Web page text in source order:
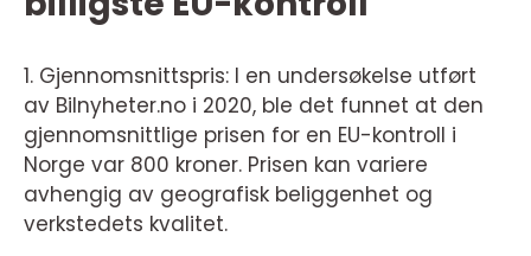
1. Gjennomsnittspris: I en undersøkelse utført
av Bilnyheter.no i 2020, ble det funnet at den
gjennomsnittlige prisen for en EU-kontroll i
Norge var 800 kroner. Prisen kan variere
avhengig av geografisk beliggenhet og
verkstedets kvalitet.